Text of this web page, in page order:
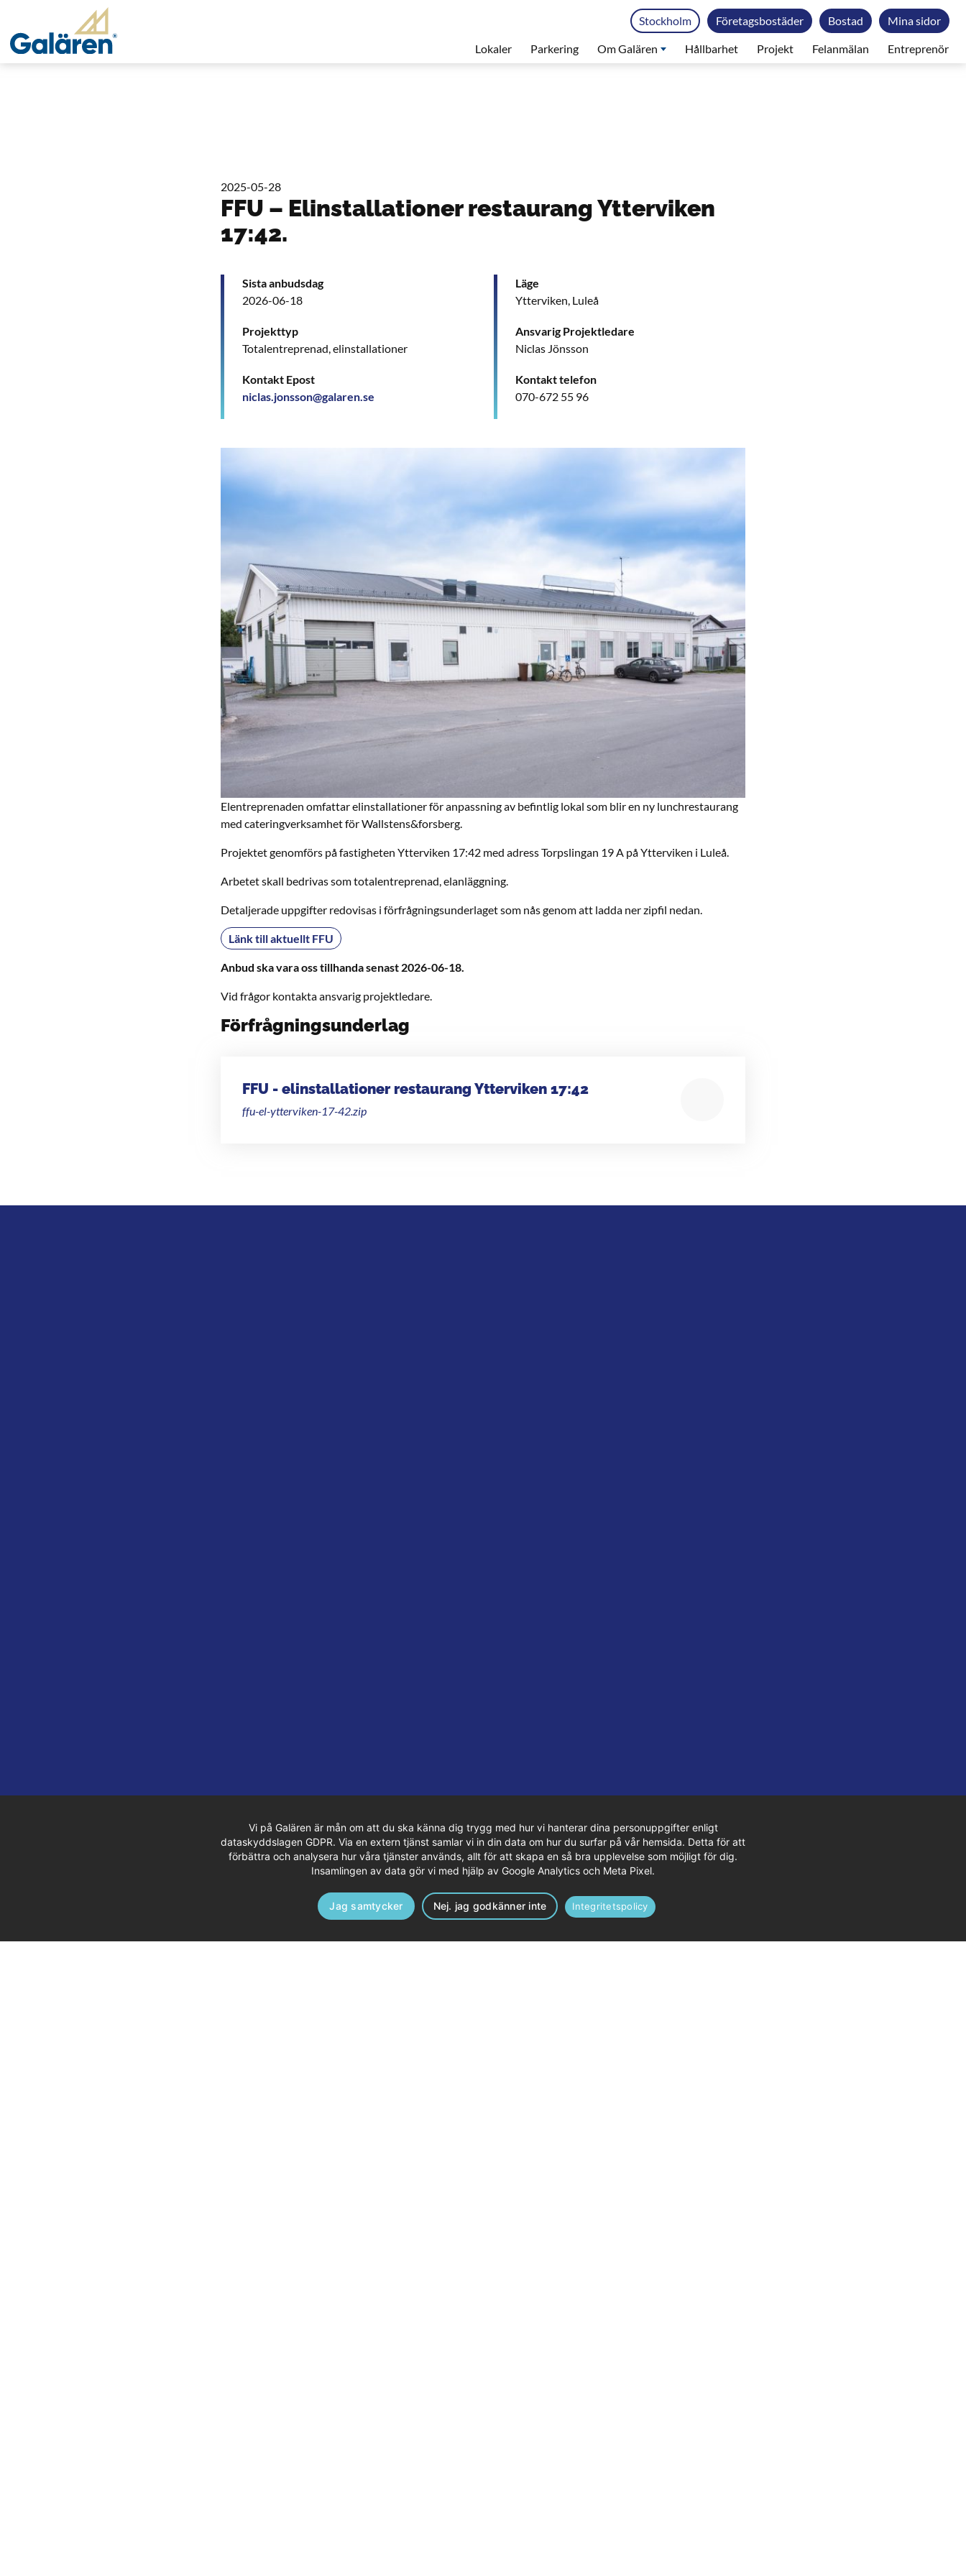
Lokaler Parkering Om Galären Hållbarhet Projekt Felanmälan Entreprenör
Mina sidor
Bostad
Företagsbostäder
Stockholm
2025-05-28
FFU – Elinstallationer restaurang Ytterviken
17:42.
Sista anbudsdag
2026-06-18
Projekttyp
Totalentreprenad, elinstallationer
Kontakt Epost
niclas.jonsson@galaren.se
Läge
Ytterviken, Luleå
Ansvarig Projektledare
Niclas Jönsson
Kontakt telefon
070-672 55 96
Elentreprenaden omfattar elinstallationer för anpassning av befintlig lokal som blir en ny lunchrestaurang
med cateringverksamhet för Wallstens&forsberg.
Projektet genomförs på fastigheten Ytterviken 17:42 med adress Torpslingan 19 A på Ytterviken i Luleå.
Arbetet skall bedrivas som totalentreprenad, elanläggning.
Detaljerade uppgifter redovisas i förfrågningsunderlaget som nås genom att ladda ner zipfil nedan.
Länk till aktuellt FFU
Anbud ska vara oss tillhanda senast 2026-06-18.
Vid frågor kontakta ansvarig projektledare.
Förfrågningsunderlag
FFU - elinstallationer restaurang Ytterviken 17:42
ffu-el-ytterviken-17-42.zip
Vi på Galären är mån om att du ska känna dig trygg med hur vi hanterar dina personuppgifter enligt
dataskyddslagen GDPR. Via en extern tjänst samlar vi in din data om hur du surfar på vår hemsida. Detta för att
förbättra och analysera hur våra tjänster används, allt för att skapa en så bra upplevelse som möjligt för dig.
Insamlingen av data gör vi med hjälp av Google Analytics och Meta Pixel.
Jag samtycker Nej. jag godkänner inte Integritetspolicy